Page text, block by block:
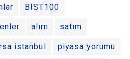
BIST100
alım satım
istanbul piyasa yorumu